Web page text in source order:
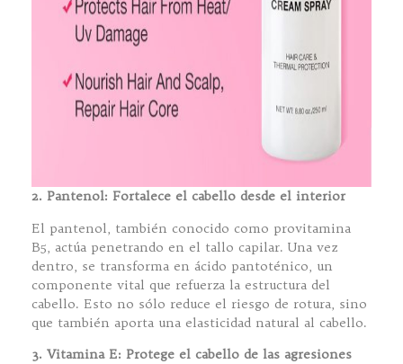
2. Pantenol: Fortalece el cabello desde el interior
El pantenol, también conocido como provitamina
B5, actúa penetrando en el tallo capilar. Una vez
dentro, se transforma en ácido pantoténico, un
componente vital que refuerza la estructura del
cabello. Esto no sólo reduce el riesgo de rotura, sino
que también aporta una elasticidad natural al cabello.
3. Vitamina E: Protege el cabello de las agresiones